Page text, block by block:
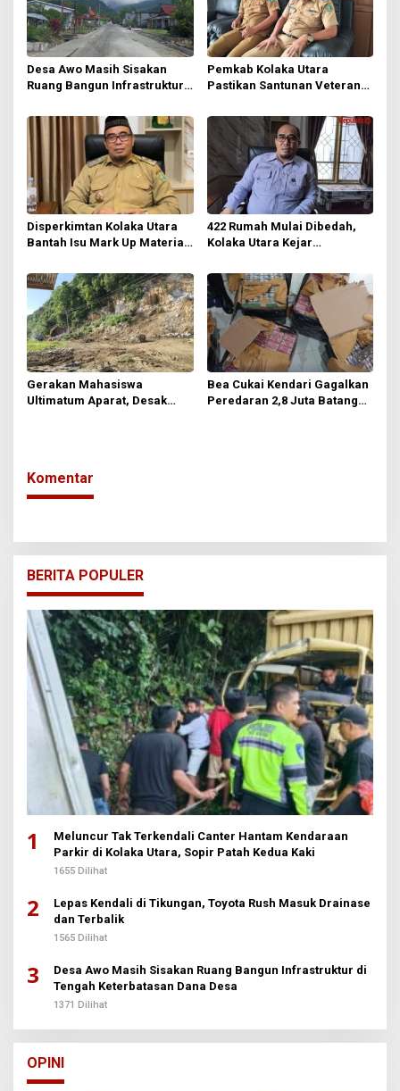
p
o
s
Desa Awo Masih Sisakan
Ruang Bangun Infrastruktur
Desa
Pemkab Kolaka Utara
Pastikan Santunan Veteran
Diefisienkan
Disperkimtan Kolaka Utara
Bantah Isu Mark Up Material
Bebas Menentukan Toko
Bangunan
422 Rumah Mulai Dibedah,
Kolaka Utara Kejar
Gerakan Mahasiswa
Ultimatum Aparat, Desak
Bea Cukai Kendari Gagalkan
Peredaran 2,8 Juta Batang
Komentar
BERITA POPULER
1
Meluncur Tak Terkendali Canter Hantam Kendaraan
Parkir di Kolaka Utara, Sopir Patah Kedua Kaki
1655 Dilihat
2
Lepas Kendali di Tikungan, Toyota Rush Masuk Drainase
dan Terbalik
1565 Dilihat
3
Desa Awo Masih Sisakan Ruang Bangun Infrastruktur di
Tengah Keterbatasan Dana Desa
1371 Dilihat
OPINI